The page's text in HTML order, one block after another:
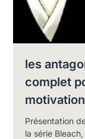
les
complet
Présentation
la série